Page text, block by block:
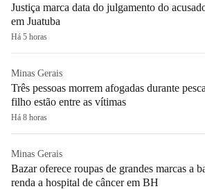
Justiça marca data do julgamento do
em Juatuba
Há 5 horas
Minas Gerais
Três pessoas morrem afogadas durante
filho estão entre as vítimas
Há 8 horas
Minas Gerais
Bazar oferece roupas de grandes marcas a
renda a hospital de câncer em BH